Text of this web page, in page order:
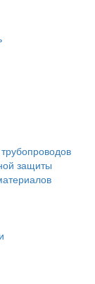
защиты